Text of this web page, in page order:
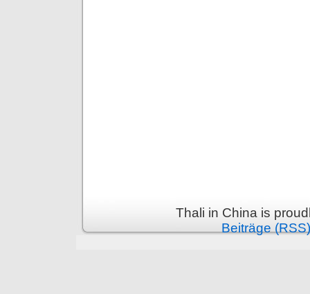
Thali in China is
Beiträge (RSS)